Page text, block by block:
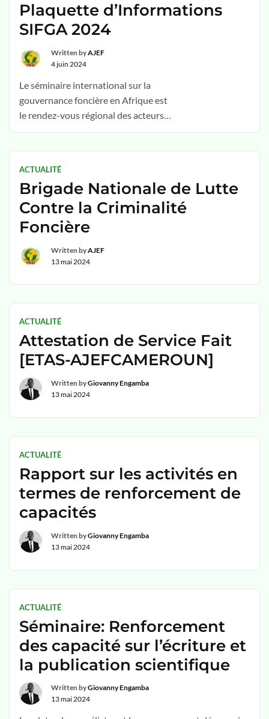
Plaquette d’Informations
SIFGA 2024
Written byAJEF
4 juin 2024
Le séminaire international sur la
gouvernance foncière en Afrique est
le rendez-vous régional des acteurs
Gouvernance Foncière au 21ème
siècle en Afrique
ACTUALITÉ
Brigade Nationale de Lutte
Contre la Criminalité
Foncière
Written byAJEF
13 mai 2024
ACTUALITÉ
Attestation de Service Fait
[ETAS-AJEFCAMEROUN]
Written byGiovanny Engamba
13 mai 2024
ACTUALITÉ
Rapport sur les activités en
termes de renforcement de
capacités
Written byGiovanny Engamba
13 mai 2024
ACTUALITÉ
Séminaire: Renforcement
des capacité sur l’écriture et
la publication scientifique
Written byGiovanny Engamba
13 mai 2024